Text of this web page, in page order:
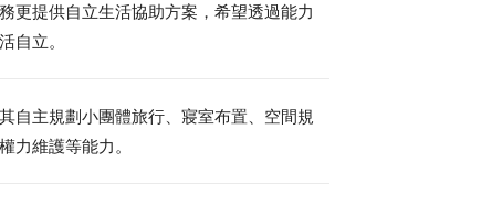
搜尋
更提供自立生活協助方案，希望透過能力
自立。
自主規劃小團體旅行、寢室布置、空間規
力維護等能力。